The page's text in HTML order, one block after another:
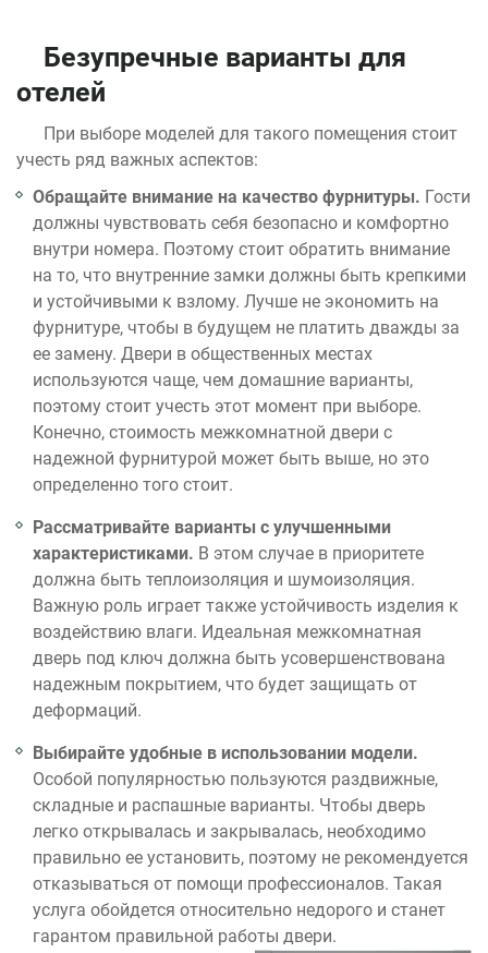
Безупречные варианты для
отелей
При выборе моделей для такого помещения стоит
учесть ряд важных аспектов:
Обращайте внимание на качество фурнитуры. Гости
должны чувствовать себя безопасно и комфортно
внутри номера. Поэтому стоит обратить внимание
на то, что внутренние замки должны быть крепкими
и устойчивыми к взлому. Лучше не экономить на
фурнитуре, чтобы в будущем не платить дважды за
ее замену. Двери в общественных местах
используются чаще, чем домашние варианты,
поэтому стоит учесть этот момент при выборе.
Конечно, стоимость межкомнатной двери с
надежной фурнитурой может быть выше, но это
определенно того стоит.
Рассматривайте варианты с улучшенными
характеристиками. В этом случае в приоритете
должна быть теплоизоляция и шумоизоляция.
Важную роль играет также устойчивость изделия к
воздействию влаги. Идеальная межкомнатная
дверь под ключ должна быть усовершенствована
надежным покрытием, что будет защищать от
деформаций.
Выбирайте удобные в использовании модели.
Особой популярностью пользуются раздвижные,
складные и распашные варианты. Чтобы дверь
легко открывалась и закрывалась, необходимо
правильно ее установить, поэтому не рекомендуется
отказываться от помощи профессионалов. Такая
услуга обойдется относительно недорого и станет
гарантом правильной работы двери.